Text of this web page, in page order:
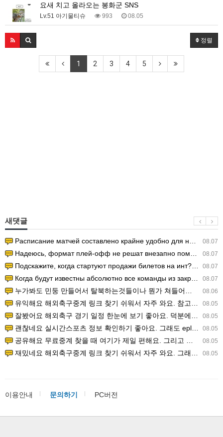
요새 치고 올라오는 봉화군 SNS
Lv.51 아기물티슈 993 08.05
정렬
1 2 3 4 5
새댓글
08.07
Расписание матчей составлено крайне удобно для нашего часово…
08.07
Надеюсь, формат плей-офф не решат внезапно поменять. https:/…
08.07
Подскажите, когда стартуют продажи билетов на инт? https://g…
08.07
Когда будут известны абсолютно все команды из закрытых квали…
08.06
누가봐도 민둥 만들어서 탈북하는것들이나 뭔가 쳐들어오는 낌새를 미리 알아차리기 위함이지 저걸 전쟁준비라고 하…
08.05
유익해요 해외축구중계 링크 찾기 쉬워서 자주 와요. 참고로 무료스포츠중계 정보 확인할 때 출처 꼭 체크해요.…
08.05
잘봤어요 해외축구 경기 일정 한눈에 보기 좋아요. 덕분에 epl중계 볼 때 공식 중계 채널 먼저 찾아봐요. …
08.05
괜찮네요 실시간스포츠 정보 확인하기 좋아요. 그래도 epl중계 볼 때 공식 중계 채널 먼저 찾아봐요. 북마크…
08.05
공유해요 무료중계 찾을 때 여기가 제일 편해요. 그리고 무료스포츠중계 정보 확인할 때 출처 꼭 체크해요. 앞…
08.05
재밌네요 해외축구중계 링크 찾기 쉬워서 자주 와요. 그래서 해외축구중계도 정식 서비스로 봐야 안전해요. 다음…
이용안내 문의하기 PC버전